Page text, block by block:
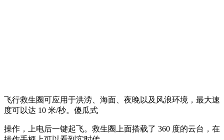
飞行救生圈可应用于洪涝、海面、夜晚以及风浪环境，最大速
度可以达 10 米/秒。傻瓜式
操作，上电后一键起飞。救生圈上面搭载了 360 度的云台，在